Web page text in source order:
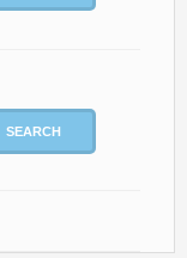
SEARCH